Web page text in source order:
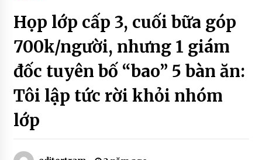
Họp lớp cấp 3, cuối bữa góp
700k/người, nhưng 1 giám
đốc tuyên bố “bao” 5 bàn ăn:
Tôi lập tức rời khỏi nhóm
lớp